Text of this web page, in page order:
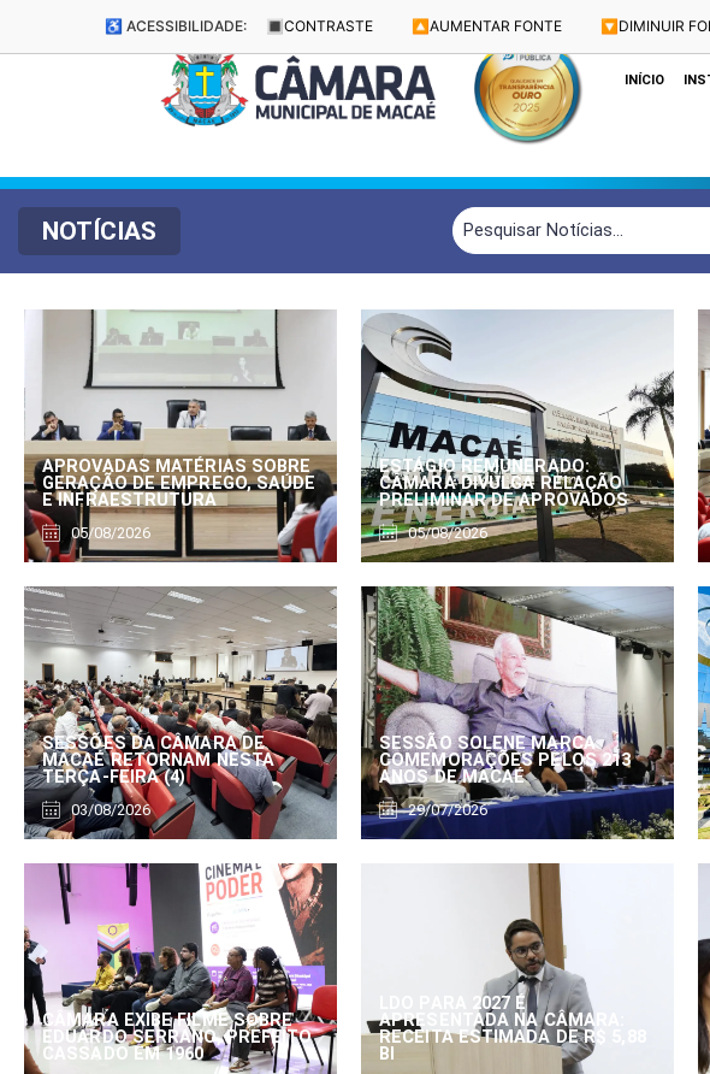
♿ ACESSIBILIDADE: 🔳 CONTRASTE 🔼 AUMENTAR FONTE 🔽 DIMINUIR
Dias e
INÍCIO
NOTÍCIAS
APROVADAS MATÉRIAS SOBRE
GERAÇÃO DE EMPREGO, SAÚDE
E INFRAESTRUTURA
05/08/2026
ESTÁGIO REMUNERADO:
CÂMARA DIVULGA RELAÇÃO
PRELIMINAR DE APROVADOS
05/08/2026
SESSÕES DA CÂMARA DE
MACAÉ RETORNAM NESTA
TERÇA-FEIRA (4)
03/08/2026
SESSÃO SOLENE MARCA
COMEMORAÇÕES PELOS 213
ANOS DE MACAÉ
29/07/2026
CÂMARA EXIBE FILME SOBRE
EDUARDO SERRANO, PREFEITO
CASSADO EM 1960
LDO PARA 2027 É
APRESENTADA NA CÂMARA:
RECEITA ESTIMADA DE R$ 5,88
BI